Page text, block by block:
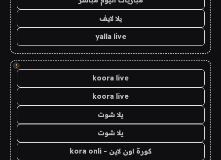
يلا لايف
yalla live
!
koora live
koora live
يلا شوت
يلا شوت
كورة اون لاين - kora onli